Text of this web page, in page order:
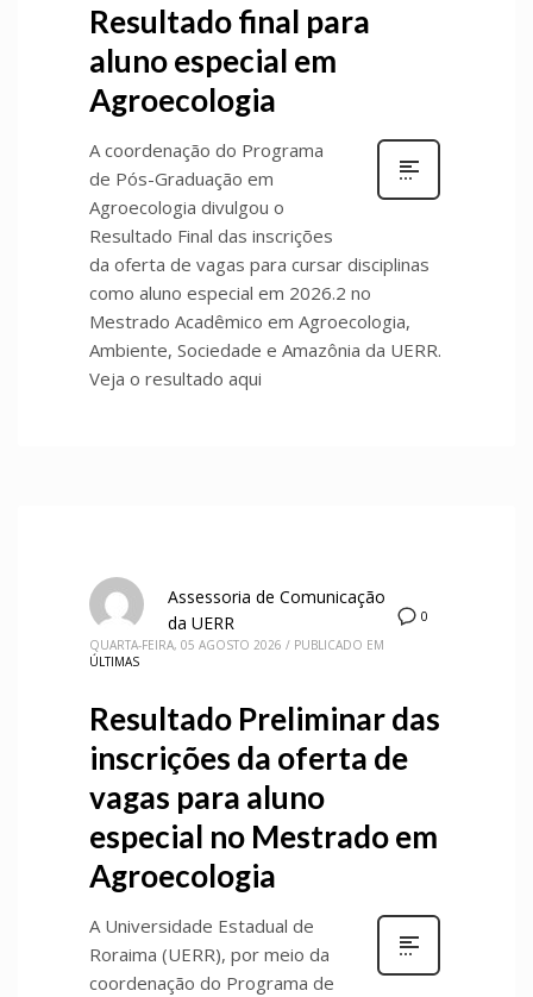
Resultado final para
aluno especial em
Agroecologia
A coordenação do Programa
de Pós-Graduação em
Agroecologia divulgou o
Resultado Final das inscrições
da oferta de vagas para cursar disciplinas
como aluno especial em 2026.2 no
Mestrado Acadêmico em Agroecologia,
Ambiente, Sociedade e Amazônia da UERR.
Veja o resultado aqui
0
Assessoria de Comunicação
da UERR
QUARTA-FEIRA, 05 AGOSTO 2026 / PUBLICADO EM
ÚLTIMAS
Resultado Preliminar das
inscrições da oferta de
vagas para aluno
especial no Mestrado em
Agroecologia
A Universidade Estadual de
Roraima (UERR), por meio da
coordenação do Programa de